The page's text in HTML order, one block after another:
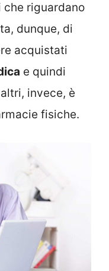
riguardano
dunque, di
acquistati
e quindi
invece, è
fisiche.